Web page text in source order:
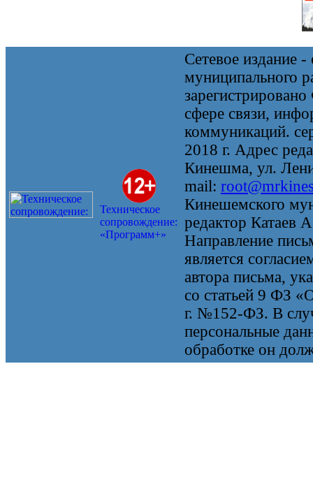
Техническое
сопровождение:
«Программ+»
Сетевое издание
муниципального
сфере связи,
коммуникаций.
2018 г. Адрес
Кинешма, ул.
mail:
Кинешемского
редактор Катаев
Направление
является
автора письма,
со статьей 9 ФЗ
г. №152-ФЗ. В
персональные
обработке он